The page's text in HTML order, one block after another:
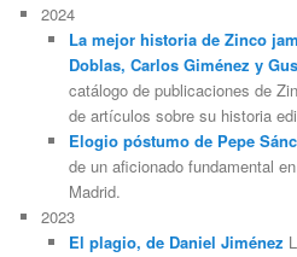
2024
La mejor historia de Zinco
Doblas, Carlos Giménez y
catálogo de publicaciones de
de artículos sobre su historia
Elogio póstumo de Pepe
de un aficionado fundamental
Madrid.
2023
El plagio, de Daniel Jiménez